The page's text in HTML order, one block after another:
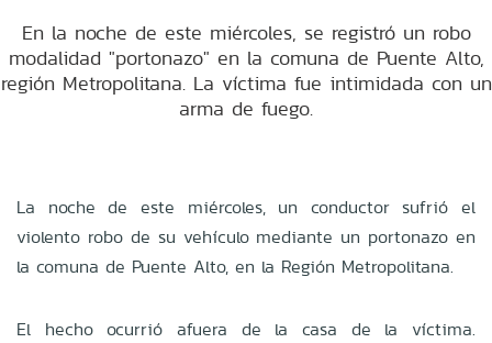
En la noche de este miércoles, se registró un robo
modalidad "portonazo" en la comuna de Puente Alto,
región Metropolitana. La víctima fue intimidada con un
arma de fuego.
La noche de este miércoles, un conductor sufrió el
violento robo de su vehículo mediante un portonazo en
la comuna de Puente Alto, en la Región Metropolitana.
El hecho ocurrió afuera de la casa de la víctima.